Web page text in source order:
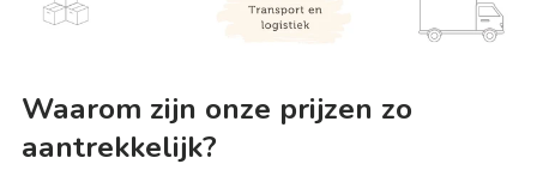
Waarom zijn onze prijzen zo
aantrekkelijk?